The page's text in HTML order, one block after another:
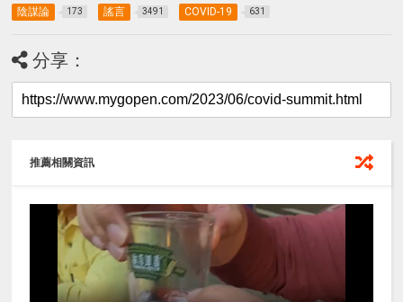
陰謀論 173 謠言 3491 COVID-19 631
分享：
推薦相關資訊